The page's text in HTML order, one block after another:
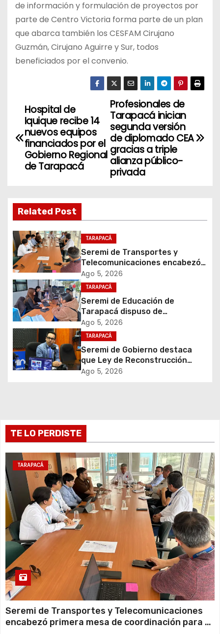
de información y formulación de proyectos por
parte de Centro Victoria forma parte de un plan
que abarca también los CESFAM Cirujano
Guzmán, Cirujano Aguirre y Sur, todos
beneficiados por el convenio.
N
a
c
i
ó
n
d
e
e
a
d
Profesionales de
Tarapacá inician
segunda versión
de diplomado CEA
gracias a triple
alianza público-
privada
Hospital de
Iquique recibe 14
nuevos equipos
financiados por el
Gobierno Regional
de Tarapacá
Related Post
TARAPACÁ
Seremi de Transportes y
Telecomunicaciones encabezó
primera mesa de coordinación
para el retiro de cables en
desuso en Iquique
Ago 5, 2026
TARAPACÁ
Seremi de Educación de
Tarapacá dispuso de
facilitadores para apoyar
proceso de Admisión Escolar
2027
Ago 5, 2026
TARAPACÁ
Seremi de Gobierno destaca
que Ley de Reconstrucción
Nacional impulsará la inversión
Ago 5, 2026
TE LO PERDISTE
TARAPACÁ
Seremi de Transportes y Telecomunicaciones
encabezó primera mesa de coordinación para el